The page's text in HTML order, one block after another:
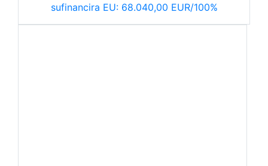
sufinancira EU: 68.040,00 EUR/100%